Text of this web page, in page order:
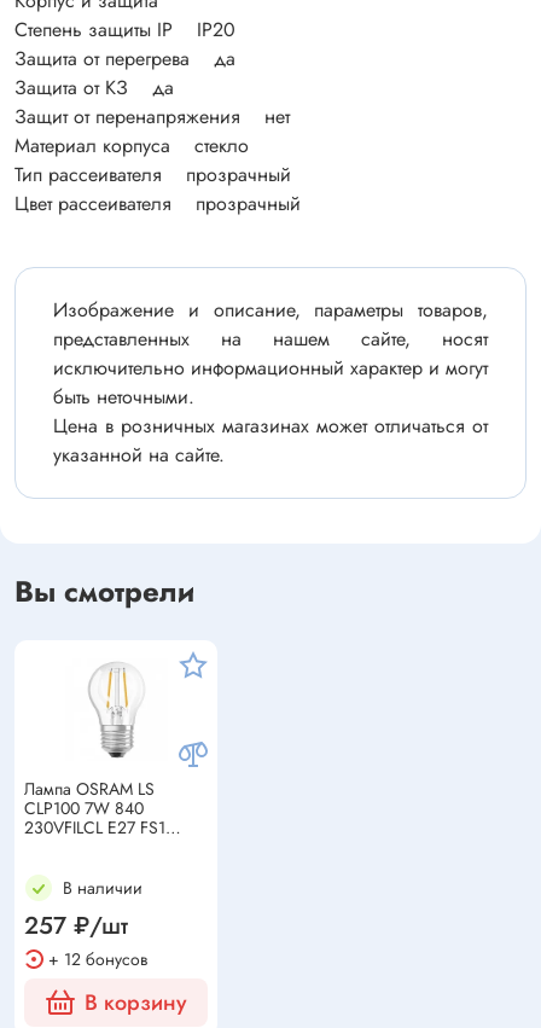
Степень защиты IP IP20
Защита от перегрева да
Защита от КЗ да
Защит от перенапряжения нет
Материал корпуса стекло
Тип рассеивателя прозрачный
Цвет рассеивателя прозрачный
Изображение и описание, параметры товаров,
представленных на нашем сайте, носят
исключительно информационный характер и могут
быть неточными.
Цена в розничных магазинах может отличаться от
указанной на сайте.
Вы смотрели
Лампа OSRAM LS
CLP100 7W 840
230VFILCL E27 FS1
В наличии
257 ₽/шт
+ 12 бонусов
В корзину